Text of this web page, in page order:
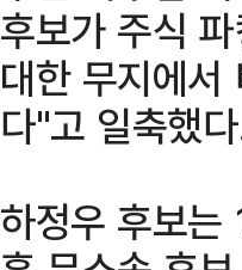
후보가 주식
대한 무지에
다"고 일축했
하정우 후보